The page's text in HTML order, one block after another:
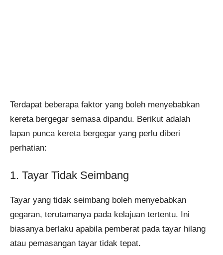
Terdapat beberapa faktor yang boleh menyebabkan
kereta bergegar semasa dipandu. Berikut adalah
lapan punca kereta bergegar yang perlu diberi
perhatian:
1. Tayar Tidak Seimbang
Tayar yang tidak seimbang boleh menyebabkan
gegaran, terutamanya pada kelajuan tertentu. Ini
biasanya berlaku apabila pemberat pada tayar hilang
atau pemasangan tayar tidak tepat.